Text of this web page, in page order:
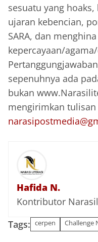
sesuatu yang
ujaran kebencian,
SARA, dan menghina
kepercayaan/
sepenuhnya ada
bukan
mengirimkan tulisan
Hafida N.
Kontributor
Tags: cerpen Challenge